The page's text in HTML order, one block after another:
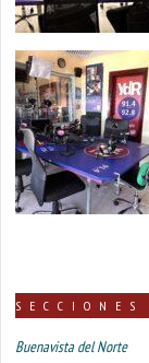
SECCIONES
Buenavista del Norte